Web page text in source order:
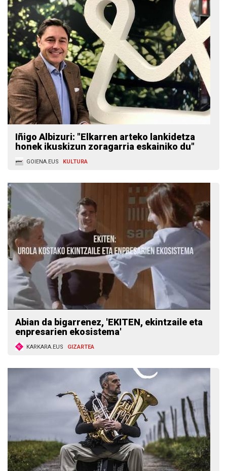
Iñigo Albizuri: "Elkarren arteko lankidetza
honek ikuskizun zoragarria eskainiko du"
GOIENA.EUS KULTURA
Abian da bigarrenez, 'EKITEN, ekintzaile eta
enpresarien ekosistema'
KARKARA.EUS GIZARTEA